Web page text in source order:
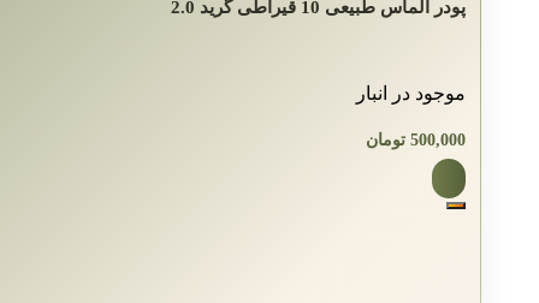
پودر الماس طبیعی 10 قیراطی گرید 2.0
موجود در انبار
500,000 تومان